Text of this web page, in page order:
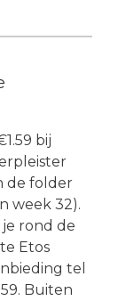
bij
de folder
week 32).
rond de
Etos
tel
Buiten